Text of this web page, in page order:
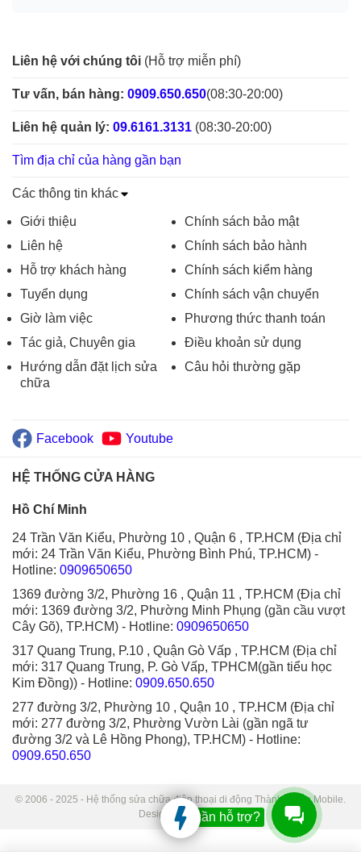
Liên hệ với chúng tôi (Hỗ trợ miễn phí)
Tư vấn, bán hàng: 0909.650.650(08:30-20:00)
Liên hệ quản lý: 09.6161.3131 (08:30-20:00)
Tìm địa chỉ của hàng gần bạn
Các thông tin khác
Giới thiệu
Liên hệ
Hỗ trợ khách hàng
Tuyển dụng
Giờ làm việc
Tác giả, Chuyên gia
Hướng dẫn đặt lịch sửa
chữa
Chính sách bảo mật
Chính sách bảo hành
Chính sách kiểm hàng
Chính sách vận chuyển
Phương thức thanh toán
Điều khoản sử dụng
Câu hỏi thường gặp
Facebook Youtube
HỆ THỐNG CỬA HÀNG
Hồ Chí Minh
24 Trần Văn Kiểu, Phường 10 , Quận 6 , TP.HCM (Địa chỉ
mới: 24 Trần Văn Kiểu, Phường Bình Phú, TP.HCM) -
Hotline: 0909650650
1369 đường 3/2, Phường 16 , Quận 11 , TP.HCM (Địa chỉ
mới: 1369 đường 3/2, Phường Minh Phụng (gần cầu vượt
Cây Gõ), TP.HCM) - Hotline: 0909650650
317 Quang Trung, P.10 , Quận Gò Vấp , TP.HCM (Địa chỉ
mới: 317 Quang Trung, P. Gò Vấp, TPHCM(gần tiểu học
Kim Đồng)) - Hotline: 0909.650.650
277 đường 3/2, Phường 10 , Quận 10 , TP.HCM (Địa chỉ
mới: 277 đường 3/2, Phường Vườn Lài (gần ngã tư
đường 3/2 và Lê Hồng Phong), TP.HCM) - Hotline:
0909.650.650
© 2006 - 2025 - Hệ thống sửa chữa điện thoại di động Thành Trung Mobile.
Designed by Sudo.
Bạn cần hỗ trợ?